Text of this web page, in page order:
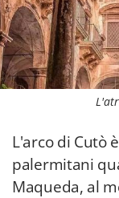
L'arco di Cutò
palermitani
Maqueda, al